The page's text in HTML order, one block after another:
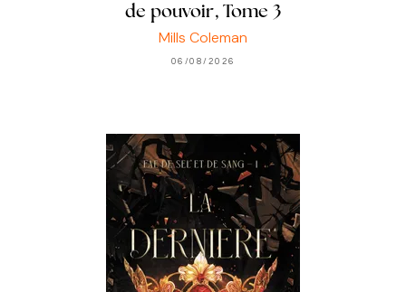
de pouvoir, Tome 3
Mills Coleman
06/08/2026